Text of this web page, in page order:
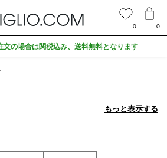
もっと表示する
もっと表示する
0 0
ットエリアでさらに10%割引